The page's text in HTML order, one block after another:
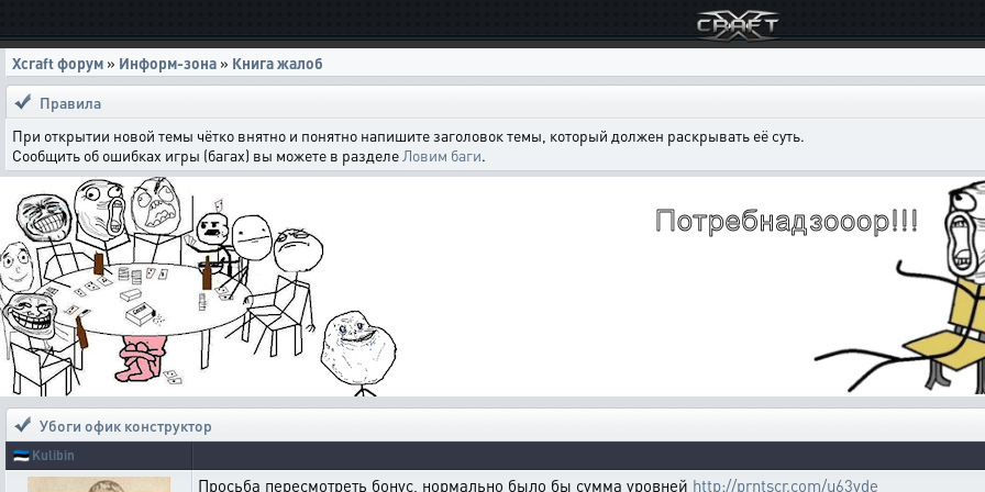
Xcraft форум » Информ-зона » Книга жалоб
Правила
При открытии новой темы чётко внятно и понятно напишите заголовок темы, который должен раскрывать её суть.
Сообщить об ошибках игры (багах) вы можете в разделе Ловим баги.
Убоги офик конструктор
🇪🇪 Kulibin
Просьба пересмотреть бонус, нормально было бы сумма уровней http://prntscr.com/u63vde